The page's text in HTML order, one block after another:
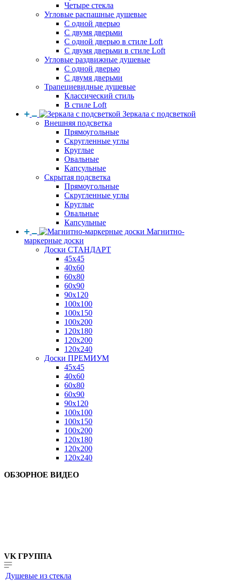
Четыре стекла
Угловые распашные душевые
С одной дверью
С двумя дверьми
С одной дверью в стиле Loft
С двумя дверьми в стиле Loft
Угловые раздвижные душевые
С одной дверью
С двумя дверьми
Трапециевидные душевые
Классический стиль
В стиле Loft
Зеркала с подсветкой
Внешняя подсветка
Прямоугольные
Скругленные углы
Круглые
Овальные
Капсульные
Скрытая подсветка
Прямоугольные
Скругленные углы
Круглые
Овальные
Капсульные
Магнитно-
маркерные доски
Доски СТАНДАРТ
45x45
40x60
60x80
60x90
90x120
100x100
100x150
100x200
120x180
120x200
120x240
Доски ПРЕМИУМ
45x45
40x60
60x80
60x90
90x120
100x100
100x150
100x200
120x180
120x200
120x240
ОБЗОРНОЕ ВИДЕО
VK ГРУППА
Душевые из стекла